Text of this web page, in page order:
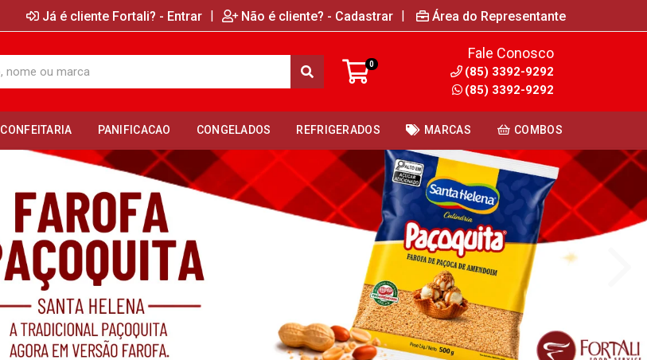
Já é cliente Fortali? - Entrar | Não é cliente? - Cadastrar | Área do Representante
0
Fale Conosco
(85) 3392-9292
(85) 3392-9292
CONFEITARIA PANIFICACAO CONGELADOS REFRIGERADOS MARCAS COMBOS